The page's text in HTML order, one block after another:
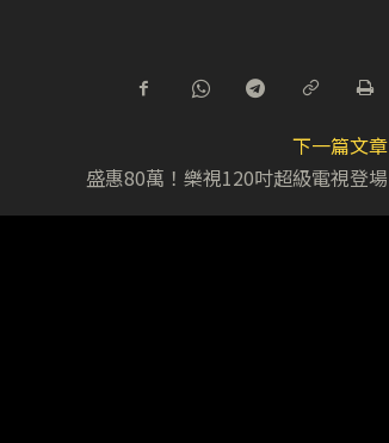
下一篇文章
盛惠80萬！樂視120吋超級電視登場